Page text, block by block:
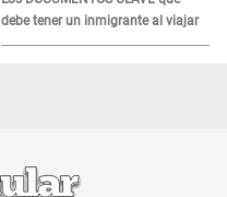
debe tener un inmigrante al viajar